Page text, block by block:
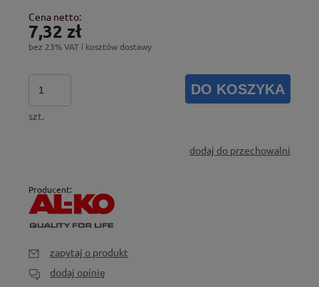
Cena netto:
7,32 zł
bez 23% VAT i kosztów dostawy
szt.
DO KOSZYKA
dodaj do przechowalni
Producent:
zapytaj o produkt
dodaj opinię